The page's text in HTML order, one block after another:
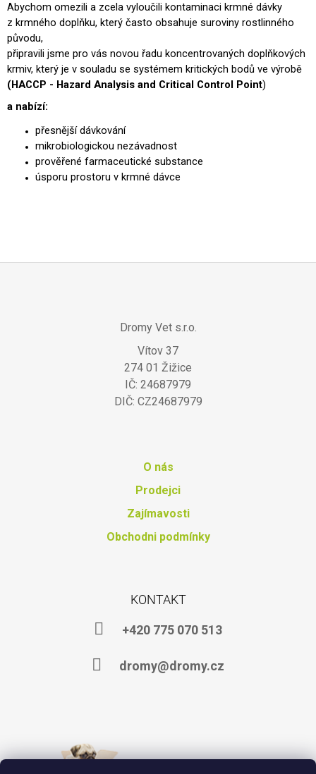
Abychom omezili a zcela vyloučili kontaminaci krmné dávky
z krmného doplňku, který často obsahuje suroviny rostlinného
původu,
připravili jsme pro vás novou řadu koncentrovaných doplňkových
krmiv, který je v souladu se systémem kritických bodů ve výrobě
(HACCP - Hazard Analysis and Critical Control Point)
a nabízí:
přesnější dávkování
mikrobiologickou nezávadnost
prověřené farmaceutické substance
úsporu prostoru v krmné dávce
Dromy Vet s.r.o.
Vítov 37
274 01 Žižice
IČ: 24687979
DIČ: CZ24687979
O nás
Prodejci
Zajímavosti
Obchodni podmínky
KONTAKT
+420 775 070 513
dromy@dromy.cz